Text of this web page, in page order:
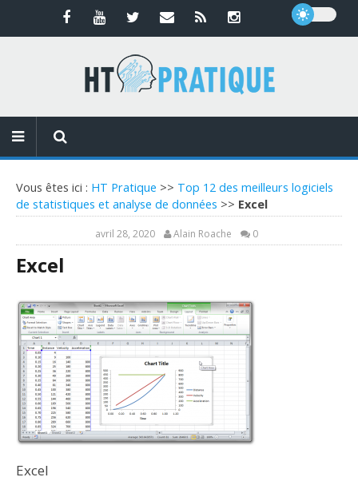
Vous êtes ici : HT Pratique >> Top 12 des meilleurs logiciels
de statistiques et analyse de données >> Excel
avril 28, 2020 Alain Roache 0
Excel
Excel